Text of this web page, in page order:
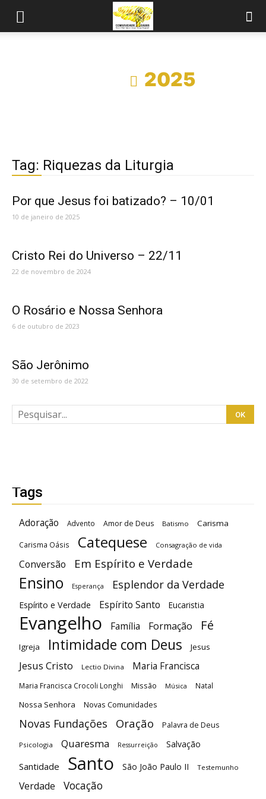
2025
Tag: Riquezas da Liturgia
Por que Jesus foi batizado? – 10/01
10 de janeiro de 2025
Cristo Rei do Universo – 22/11
22 de novembro de 2024
O Rosário e Nossa Senhora
6 de outubro de 2023
São Jerônimo
30 de setembro de 2022
Tags
Adoração Advento Amor de Deus Batismo Carisma
Carisma Oásis Catequese Consagração de vida
Conversão Em Espírito e Verdade
Ensino Esperança Esplendor da Verdade
Espírito e Verdade Espírito Santo Eucaristia
Evangelho Família Formação Fé
Igreja Intimidade com Deus Jesus
Jesus Cristo Lectio Divina Maria Francisca
Maria Francisca Crocoli Longhi Missão Música Natal
Nossa Senhora Novas Comunidades
Novas Fundações Oração Palavra de Deus
Psicologia Quaresma Ressurreição Salvação
Santidade Santo São João Paulo II Testemunho
Verdade Vocação